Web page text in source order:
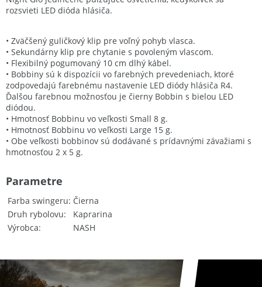
rozsvieti LED dióda hlásiča.
• Zväčšený guličkový klip pre voľný pohyb vlasca.
• Sekundárny klip pre chytanie s povoleným vlascom.
• Flexibilný pogumovaný 10 cm dlhý kábel.
• Bobbiny sú k dispozícii vo farebných prevedeniach, ktoré
zodpovedajú farebnému nastavenie LED diódy hlásiča R4.
Ďalšou farebnou možnosťou je čierny Bobbin s bielou LED
diódou.
• Hmotnosť Bobbinu vo veľkosti Small 8 g.
• Hmotnosť Bobbinu vo veľkosti Large 15 g.
• Obe veľkosti bobbinov sú dodávané s prídavnými závažiami s
hmotnosťou 2 x 5 g.
Farba swingeru Čierna
Druh rybolovu
Kaprarina
Výrobca
NASH
Parametre